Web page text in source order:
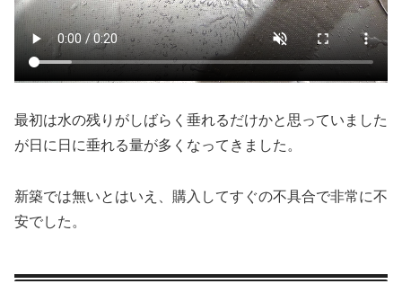
最初は水の残りがしばらく垂れるだけかと思っていました
が日に日に垂れる量が多くなってきました。
新築では無いとはいえ、購入してすぐの不具合で非常に不
安でした。